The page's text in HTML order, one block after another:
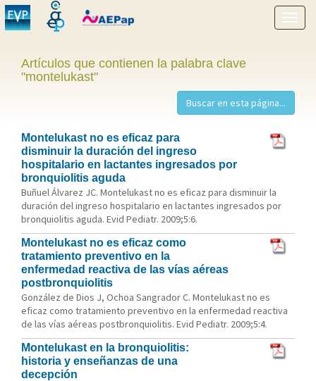
menú
Artículos que contienen la palabra clave
"montelukast"
Montelukast no es eficaz para
disminuir la duración del ingreso
hospitalario en lactantes ingresados por
bronquiolitis aguda
Buñuel Álvarez JC. Montelukast no es eficaz para disminuir la
duración del ingreso hospitalario en lactantes ingresados por
bronquiolitis aguda. Evid Pediatr. 2009;5:6.
Montelukast no es eficaz como
tratamiento preventivo en la
enfermedad reactiva de las vías aéreas
postbronquiolitis
González de Dios J, Ochoa Sangrador C. Montelukast no es
eficaz como tratamiento preventivo en la enfermedad reactiva
de las vías aéreas postbronquiolitis. Evid Pediatr. 2009;5:4.
Montelukast en la bronquiolitis:
historia y enseñanzas de una
decepción